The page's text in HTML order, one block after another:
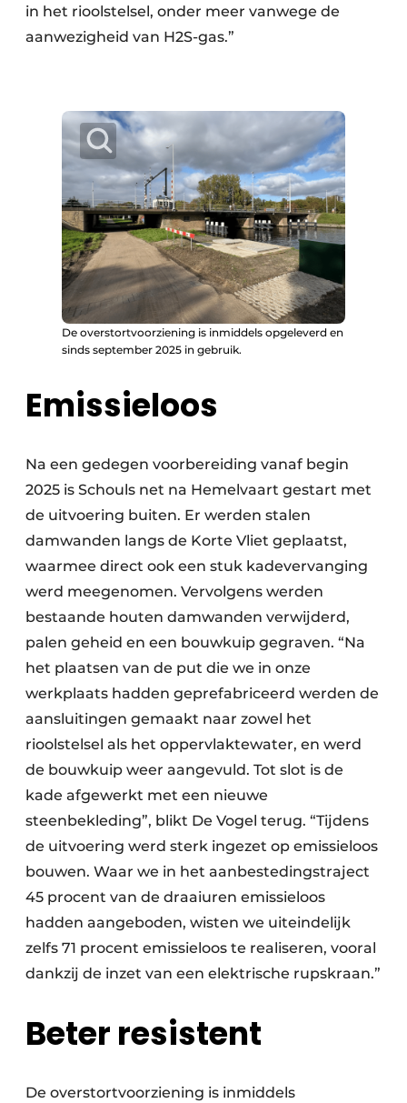
in het rioolstelsel, onder meer vanwege de
aanwezigheid van H2S-gas.”
De overstortvoorziening is inmiddels opgeleverd en
sinds september 2025 in gebruik.
Emissieloos
Na een gedegen voorbereiding vanaf begin
2025 is Schouls net na Hemelvaart gestart met
de uitvoering buiten. Er werden stalen
damwanden langs de Korte Vliet geplaatst,
waarmee direct ook een stuk kadevervanging
werd meegenomen. Vervolgens werden
bestaande houten damwanden verwijderd,
palen geheid en een bouwkuip gegraven. “Na
het plaatsen van de put die we in onze
werkplaats hadden geprefabriceerd werden de
aansluitingen gemaakt naar zowel het
rioolstelsel als het oppervlaktewater, en werd
de bouwkuip weer aangevuld. Tot slot is de
kade afgewerkt met een nieuwe
steenbekleding”, blikt De Vogel terug. “Tijdens
de uitvoering werd sterk ingezet op emissieloos
bouwen. Waar we in het aanbestedingstraject
45 procent van de draaiuren emissieloos
hadden aangeboden, wisten we uiteindelijk
zelfs 71 procent emissieloos te realiseren, vooral
dankzij de inzet van een elektrische rupskraan.”
Beter resistent
De overstortvoorziening is inmiddels